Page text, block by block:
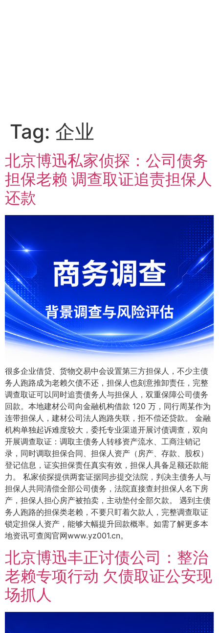
Tag: 企业
北京博迅私家侦探：公司债务
担保老赖 调查取证追责担保人
还款
很多企业借贷、货物交易中会设置第三方担保人，不少主债
务人跑路成为老赖欠债不还，担保人也刻意推卸责任，完整
调查取证可以同时追责债务人与担保人，双重保障公司债务
回款。本地建材公司向金融机构借款 120 万，同行周某作为
连带担保人，建材公司法人跑路失联，拒不偿还贷款。 金融
机构单独起诉难度较大，委托专业渠道开展讨债调查，双向
开展调查取证：调取主债务人转移资产流水、工商注销记
录，同时调取担保合同、担保人资产（房产、存款、股权）
登记信息，证实担保责任真实有效，担保人具备足额还款能
力。 私家侦探提供两套证据同步提交法院，判决主债务人与
担保人共同清偿全部公司债务，法院直接查封担保人名下房
产，担保人担心房产被拍卖，主动垫付全部欠款。 遇到主债
务人跑路的担保类老赖，不要只盯着欠款人，完整调查取证
锁定担保人资产，能够大幅提升回款概率。如需了解更多本
地资讯可查阅官网www.yz001.cn。
北京博迅丰正讨债公司：整治
老赖专项行动 欠债取证公安现
场抓人